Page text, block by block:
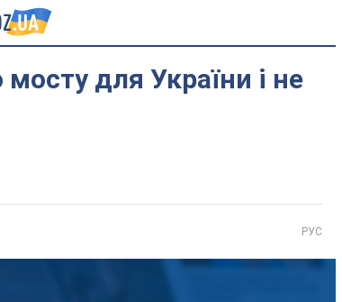
для України і не
РУС